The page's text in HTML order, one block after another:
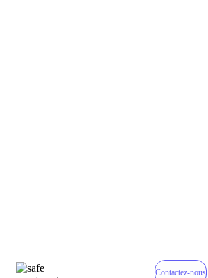
Contactez-nous